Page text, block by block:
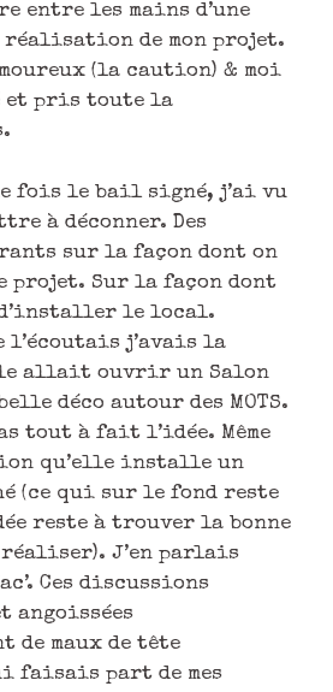
entre les mains d’une
de mon projet.
(la caution) & moi
et pris toute la
fois le bail signé, j’ai vu
à déconner. Des
sur la façon dont on
projet. Sur la façon dont
le local.
l’écoutais j’avais la
allait ouvrir un Salon
déco autour des MOTS.
tout à fait l’idée. Même
qu’elle installe un
(ce qui sur le fond reste
reste à trouver la bonne
J’en parlais
Ces discussions
angoissées
de maux de tête
faisais part de mes